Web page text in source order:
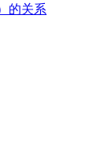
的关系